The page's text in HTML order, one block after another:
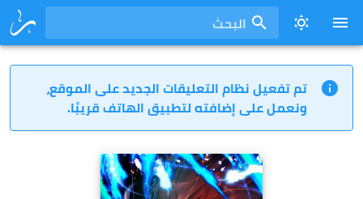
البحث
تم تفعيل نظام التعليقات الجديد على الموقع،
ونعمل على إضافته لتطبيق الهاتف قريبًا.